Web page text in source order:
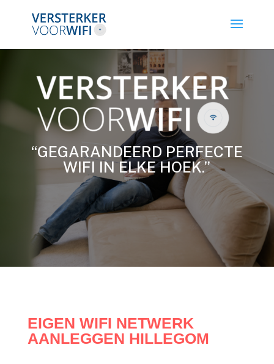
“GEGARANDEERD PERFECTE
WIFI IN ELKE HOEK.”
EIGEN WIFI NETWERK
AANLEGGEN HILLEGOM